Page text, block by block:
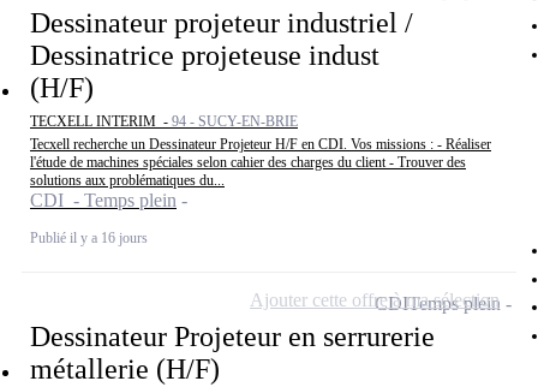
Dessinateur projeteur industriel /
Dessinatrice projeteuse indust
(H/F)
TECXELL INTERIM - 94 - SUCY-EN-BRIE
Tecxell recherche un Dessinateur Projeteur H/F en CDI. Vos missions : - Réaliser
l'étude de machines spéciales selon cahier des charges du client - Trouver des
solutions aux problématiques du...
CDI - Temps plein
Publié il y a 16 jours
Dessinateur Projeteur en serrurerie
métallerie (H/F)
CDITemps plein
Ajouter cette offre à ma sélection